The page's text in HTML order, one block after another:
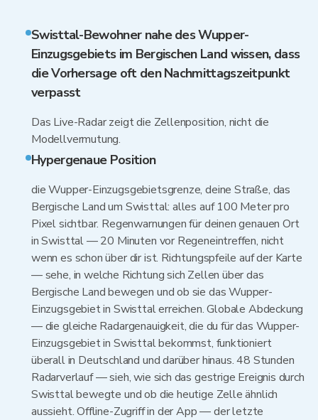
Swisttal-Bewohner nahe des Wupper-
Einzugsgebiets im Bergischen Land wissen, dass
die Vorhersage oft den Nachmittagszeitpunkt
verpasst
Das Live-Radar zeigt die Zellenposition, nicht die
Modellvermutung.
Hypergenaue Position
die Wupper-Einzugsgebietsgrenze, deine Straße, das
Bergische Land um Swisttal: alles auf 100 Meter pro
Pixel sichtbar. Regenwarnungen für deinen genauen Ort
in Swisttal — 20 Minuten vor Regeneintreffen, nicht
wenn es schon über dir ist. Richtungspfeile auf der Karte
— sehe, in welche Richtung sich Zellen über das
Bergische Land bewegen und ob sie das Wupper-
Einzugsgebiet in Swisttal erreichen. Globale Abdeckung
— die gleiche Radargenauigkeit, die du für das Wupper-
Einzugsgebiet in Swisttal bekommst, funktioniert
überall in Deutschland und darüber hinaus. 48 Stunden
Radarverlauf — sieh, wie sich das gestrige Ereignis durch
Swisttal bewegte und ob die heutige Zelle ähnlich
aussieht. Offline-Zugriff in der App — der letzte